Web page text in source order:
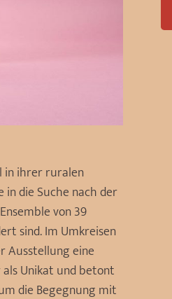
in ihrer ruralen
die Suche nach der
von 39
sind. Im Umkreisen
Ausstellung eine
Unikat und betont
die Begegnung mit